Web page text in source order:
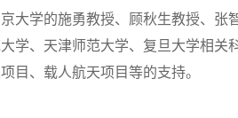
大学的施勇教授、顾秋生教授、张
大学、天津师范大学、复旦大学相
目、载人航天项目等的支持。